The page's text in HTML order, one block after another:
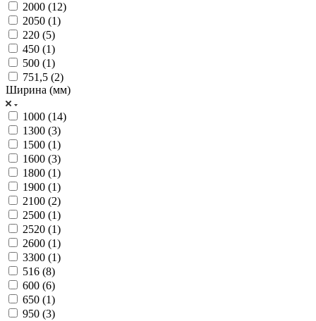
2000 (12)
2050 (1)
220 (5)
450 (1)
500 (1)
751,5 (2)
Ширина (мм)
1000 (14)
1300 (3)
1500 (1)
1600 (3)
1800 (1)
1900 (1)
2100 (2)
2500 (1)
2520 (1)
2600 (1)
3300 (1)
516 (8)
600 (6)
650 (1)
950 (3)